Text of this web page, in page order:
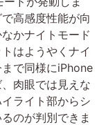
高感度性能が向
かナイトモード
はようやくナイ
で同様にiPhone
肉眼では見えな
ライト部からシ
のが判別できま